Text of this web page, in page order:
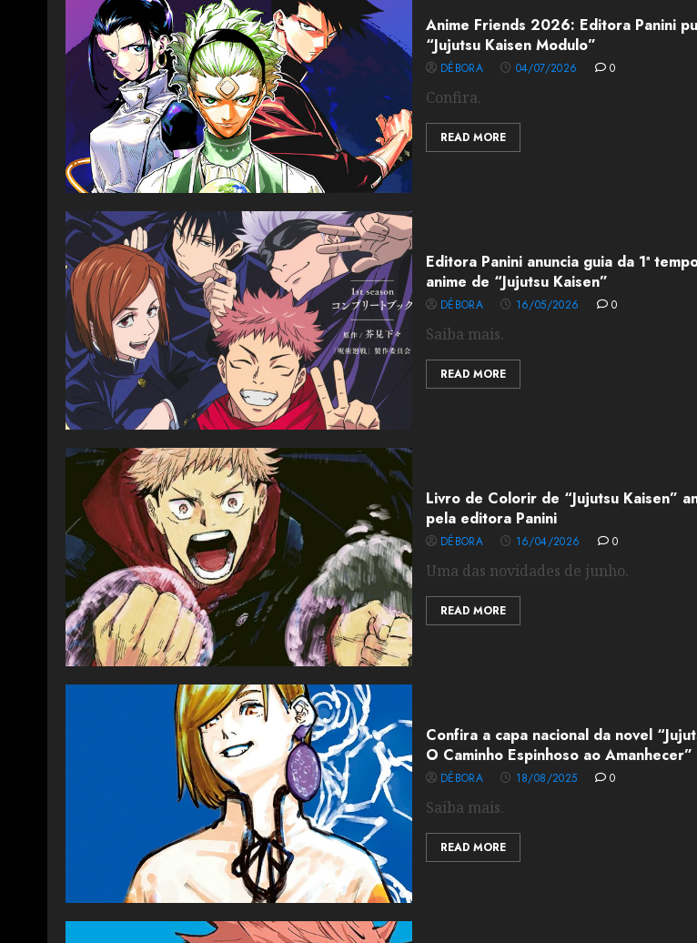
Anime Friends 2026: Editora Panini
“Jujutsu Kaisen Modulo”
DÉBORA 04/07/2026 0
Confira.
READ MORE
Editora Panini anuncia guia da 1ª
anime de “Jujutsu Kaisen”
DÉBORA 16/05/2026 0
Saiba mais.
READ MORE
Livro de Colorir de “Jujutsu Kaisen”
pela editora Panini
DÉBORA 16/04/2026 0
Uma das novidades de junho.
READ MORE
Confira a capa nacional da novel
O Caminho Espinhoso ao Amanhecer”
DÉBORA 18/08/2025 0
Saiba mais.
READ MORE